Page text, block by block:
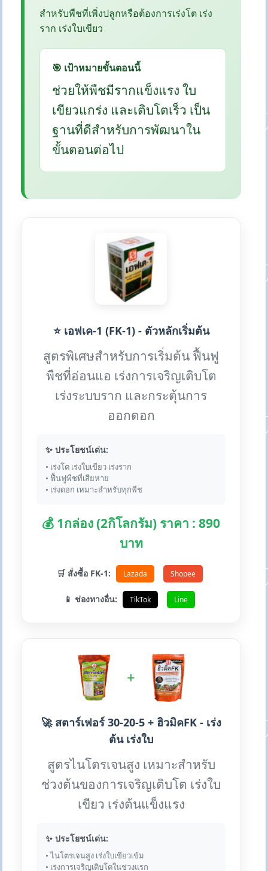
สำหรับพืชที่เพิ่งปลูกหรือต้องการเร่งโต เร่ง
ราก เร่งใบเขียว
🎯 เป้าหมายขั้นตอนนี้
ช่วยให้พืชมีรากแข็งแรง ใบ
เขียวแกร่ง และเติบโตเร็ว เป็น
ฐานที่ดีสำหรับการพัฒนาใน
ขั้นตอนต่อไป
⭐ เอฟเค-1 (FK-1) - ตัวหลักเริ่มต้น
สูตรพิเศษสำหรับการเริ่มต้น ฟื้นฟู
พืชที่อ่อนแอ เร่งการเจริญเติบโต
เร่งระบบราก และกระตุ้นการ
ออกดอก
✨ ประโยชน์เด่น:
• เร่งโต เร่งใบเขียว เร่งราก
• ฟื้นฟูพืชที่เสียหาย
• เร่งดอก เหมาะสำหรับทุกพืช
💰 1กล่อง (2กิโลกรัม) ราคา : 890
บาท
🛒 สั่งซื้อ FK-1: Lazada Shopee
📱 ช่องทางอื่น: TikTok Line
+
🚀 สตาร์เฟอร์ 30-20-5 + ฮิวมิคFK - เร่ง
ต้น เร่งใบ
สูตรไนโตรเจนสูง เหมาะสำหรับ
ช่วงต้นของการเจริญเติบโต เร่งใบ
เขียว เร่งต้นแข็งแรง
✨ ประโยชน์เด่น:
• ไนโตรเจนสูง เร่งใบเขียวเข้ม
• เร่งการเจริญเติบโตในช่วงแรก